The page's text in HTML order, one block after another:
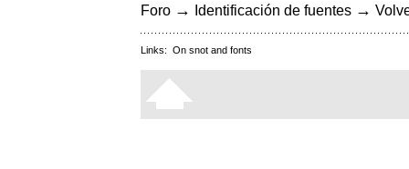
Foro → Identificación de fuentes →
Links: On snot and fonts